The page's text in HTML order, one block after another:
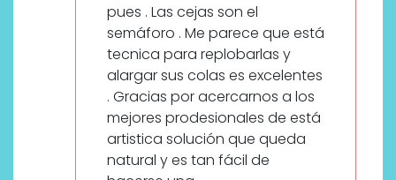
pues . Las cejas son el
semáforo . Me parece que está
tecnica para replobarlas y
alargar sus colas es excelentes
. Gracias por acercarnos a los
mejores prodesionales de está
artistica solución que queda
natural y es tan fácil de